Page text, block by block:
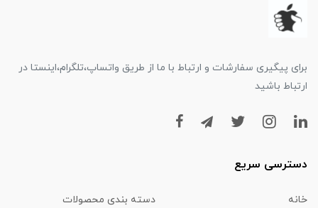
برای پیگیری سفارشات و ارتباط با ما از طریق واتساپ،تلگرام،اینستا در
ارتباط باشید
دسترسی سریع
خانه دسته بندی محصولات